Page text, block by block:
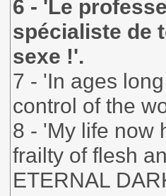
6 - 'Le
spécialiste de
sexe !'.
7 - 'In ages
control of the
8 - 'My life now
frailty of flesh
ETERNAL